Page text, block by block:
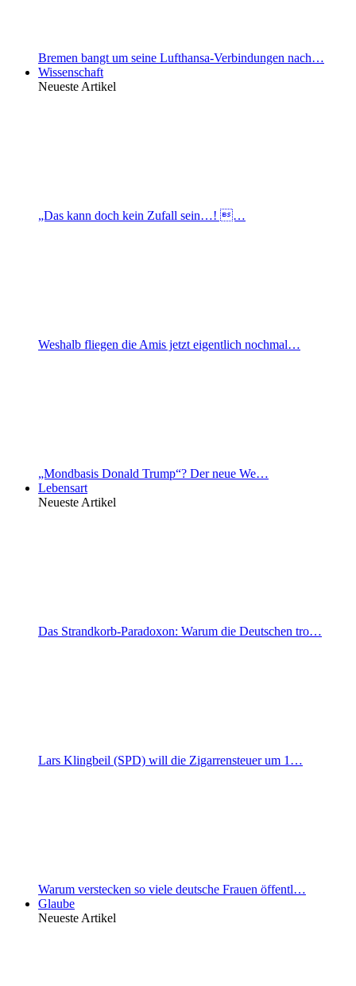
Bremen bangt um seine Lufthansa-Verbindungen nach…
Wissenschaft
Neueste Artikel
„Das kann doch kein Zufall sein…! …
Weshalb fliegen die Amis jetzt eigentlich nochmal…
„Mondbasis Donald Trump“? Der neue We…
Lebensart
Neueste Artikel
Das Strandkorb-Paradoxon: Warum die Deutschen tro…
Lars Klingbeil (SPD) will die Zigarrensteuer um 1…
Warum verstecken so viele deutsche Frauen öffentl…
Glaube
Neueste Artikel